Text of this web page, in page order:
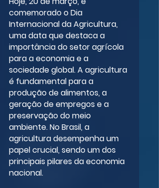
comemorado o Dia
Internacional da Agricultura,
uma data que destaca a
importância do setor agrícola
para a economia e a
sociedade global. A agricultura
é fundamental para a
produção de alimentos, a
geração de empregos e a
preservação do meio
ambiente. No Brasil, a
agricultura desempenha um
papel crucial, sendo um dos
principais pilares da economia
nacional.